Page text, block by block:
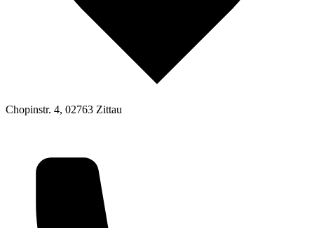
Chopinstr. 4, 02763 Zittau